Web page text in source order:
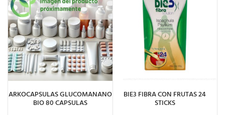
ARKOCAPSULAS GLUCOMANANO
BIO 80 CAPSULAS
BIE3 FIBRA CON FRUTAS 24
STICKS